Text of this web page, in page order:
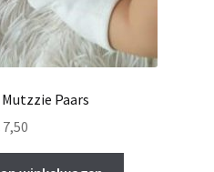
Paars
7,50